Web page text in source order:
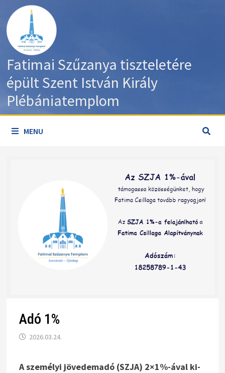
content
Fatimai Szűzanya tiszteletére
épült Szent István Király
Plébániatemplom
MENU
Adó 1%
2026.03.24.
A személyi jövedemadó (SZJA) 2×1%-ával ki-